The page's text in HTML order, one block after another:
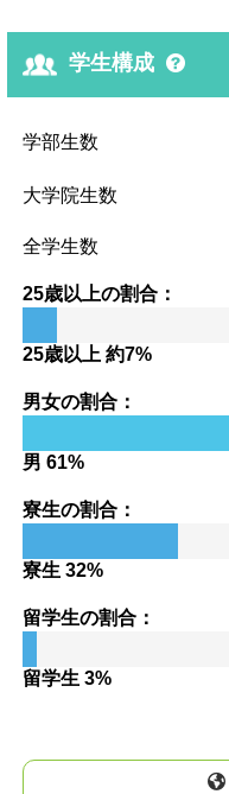
学生構成
学部生数
大学院生数
全学生数
25歳以上の割合：
25歳以上 約7%
男女の割合：
男 61%
寮生の割合：
寮生 32%
留学生の割合：
留学生 3%